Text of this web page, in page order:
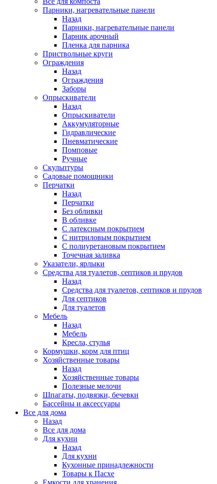
Парники, нагревательные панели
Назад
Парники, нагревательные панели
Парник арочный
Пленка для парника
Приствольные круги
Ограждения
Назад
Ограждения
Заборы
Опрыскиватели
Назад
Опрыскиватели
Аккумуляторные
Гидравлические
Пневматические
Помповые
Ручные
Скульптуры
Садовые помощники
Перчатки
Назад
Перчатки
Без обливки
В обливке
С латексным покрытием
С нитриловым покрытием
С полиуретановым покрытием
Точечная заливка
Указатели, ярлыки
Средства для туалетов, септиков и прудов
Назад
Средства для туалетов, септиков и прудов
Для септиков
Для туалетов
Мебель
Назад
Мебель
Кресла, стулья
Кормушки, корм для птиц
Хозяйственные товары
Назад
Хозяйственные товары
Полезные мелочи
Шпагаты, подвязки, бечевки
Бассейны и аксессуары
Все для дома
Назад
Все для дома
Для кухни
Назад
Для кухни
Кухонные принадлежности
Товары к Пасхе
Емкости для хранения